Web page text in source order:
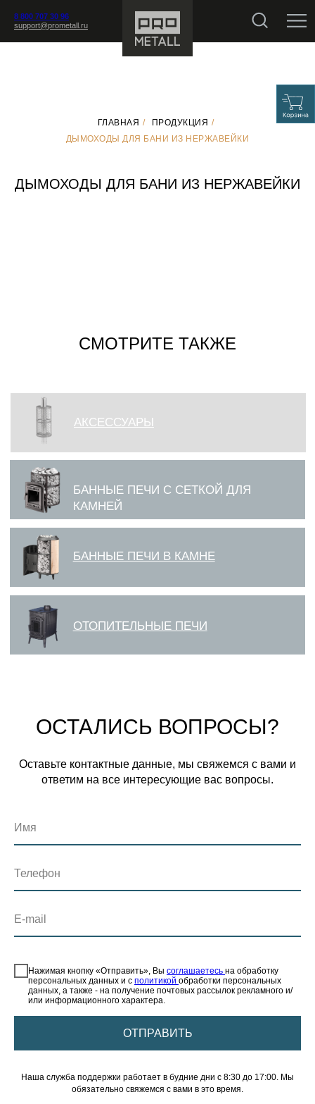
8 800 707 30 96
support@prometall.ru
ГЛАВНАЯ / ПРОДУКЦИЯ /
ДЫМОХОДЫ ДЛЯ БАНИ ИЗ НЕРЖАВЕЙКИ
ДЫМОХОДЫ ДЛЯ БАНИ ИЗ НЕРЖАВЕЙКИ
СМОТРИТЕ ТАКЖЕ
БАННЫЕ ПЕЧИ С СЕТКОЙ ДЛЯ
ОСТАЛИСЬ ВОПРОСЫ?
Оставьте контактные данные, мы свяжемся с вами и
ответим на все интересующие вас вопросы.
Имя
Телефон
E-mail
Нажимая кнопку «Отправить», Вы соглашаетесь на обработку
персональных данных и с политикой обработки персональных
данных, а также - на получение почтовых рассылок рекламного и/
или информационного характера.
ОТПРАВИТЬ
Наша служба поддержки работает в будние дни с 8:30 до 17:00. Мы
обязательно свяжемся с вами в это время.